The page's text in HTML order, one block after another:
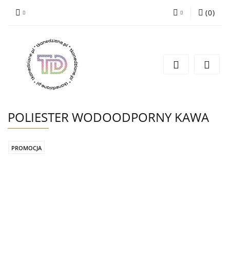
Wyślij e-mail
(0)
POLIESTER WODOODPORNY KAWA
PROMOCJA